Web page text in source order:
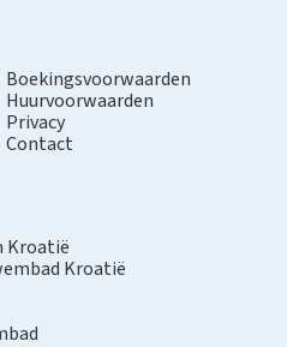
Boekingsvoorwaarden
Huurvoorwaarden
Privacy
Contact
Kroatië
Kroatië